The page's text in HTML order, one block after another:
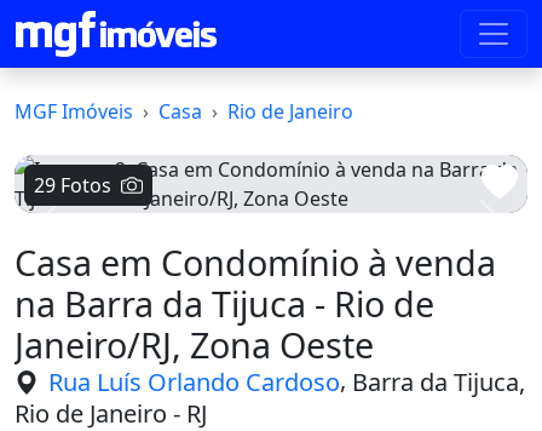
MGF Imóveis Casa Rio de Janeiro
29 Fotos
Casa em Condomínio à venda
na Barra da Tijuca - Rio de
Janeiro/RJ, Zona Oeste
Rua Luís Orlando Cardoso, Barra da Tijuca,
Rio de Janeiro - RJ